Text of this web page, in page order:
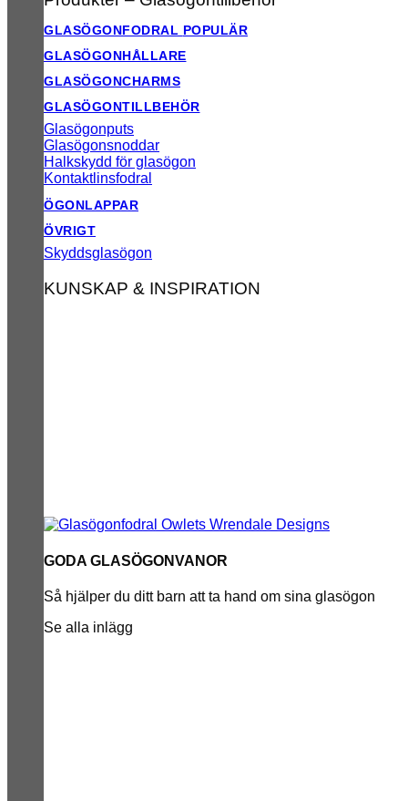
GLASÖGONFODRAL
GLASÖGONHÅLLARE
GLASÖGONCHARMS
GLASÖGONTILLBEHÖR
Glasögonputs
Glasögonsnoddar
Halkskydd för glasögon
Kontaktlinsfodral
ÖGONLAPPAR
ÖVRIGT
Skyddsglasögon
KUNSKAP & INSPIRATION
GODA GLASÖGONVANOR
Så hjälper du ditt barn att ta hand om sina glasögon
Se alla inlägg